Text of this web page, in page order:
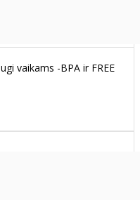
vaikams -BPA ir FREE